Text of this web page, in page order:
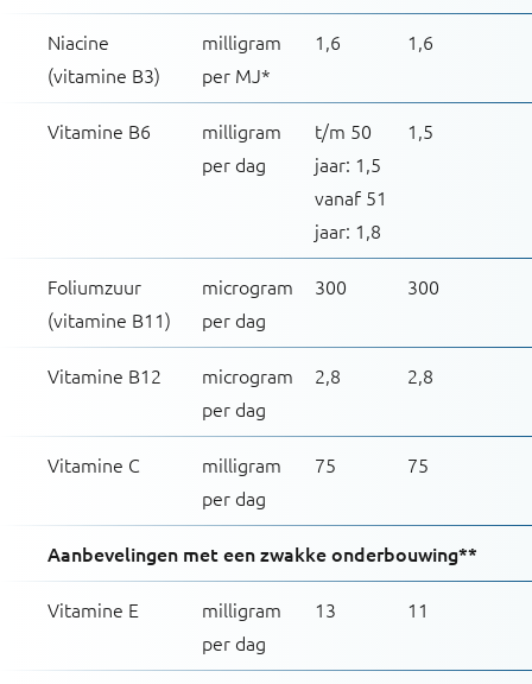
Niacine
(vitamine B3)
milligram
per MJ*
1,6 1,6
Vitamine B6
milligram
per dag
t/m 50
jaar: 1,5
vanaf 51
jaar: 1,8
1,5
Foliumzuur
(vitamine B11)
microgram
per dag
300 300
Vitamine B12
microgram
per dag
2,8 2,8
Vitamine C
milligram
per dag
75 75
Aanbevelingen met een zwakke onderbouwing**
Vitamine E
milligram
per dag
13 11